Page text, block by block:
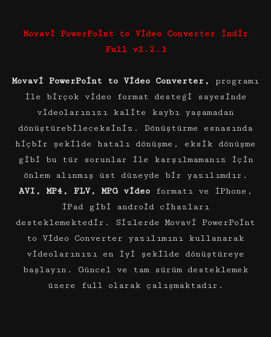
Movavi PowerPoint to Video Converter İndir
Full v2.2.1
Movavi PowerPoint to Video Converter, programı
ile birçok video format desteği sayesinde
videolarınızı kalite kaybı yaşamadan
dönüştürebileceksiniz. Dönüştürme esnasında
hiçbir şekilde hatalı dönüşme, eksik dönüşme
gibi bu tür sorunlar ile karşılmamanız için
önlem alınmış üst düzeyde bir yazılımdır.
AVI, MP4, FLV, MPG videoformatı ve iPhone,
iPad gibi android cihazları
desteklemektedir. Sizlerde Movavi PowerPoint
to Video Converter yazılımını kullanarak
videolarınızı en iyi şekilde dönüştüreye
başlayın. Güncel ve tam sürüm desteklemek
üzere full olarak çalışmaktadır.